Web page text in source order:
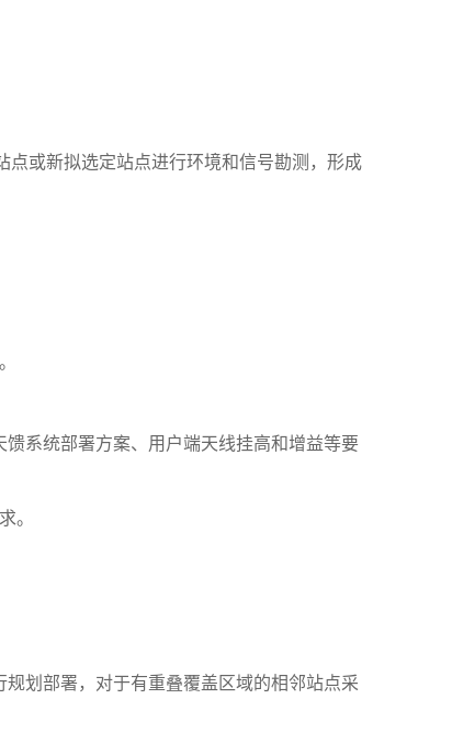
或新拟选定站点进行环境和信号勘测，形成
系统部署方案、用户端天线挂高和增益等要
。
划部署，对于有重叠覆盖区域的相邻站点采